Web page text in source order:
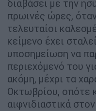
διαβάσει µε την
πρωινές ώρες,
τελευταίοι
κείµενο έχει
υποσηµείωση να
περιεχόµενό του
ακόµη, µέχρι τα
Οκτωβρίου, οπότε
αιφνιδιαστικά στον